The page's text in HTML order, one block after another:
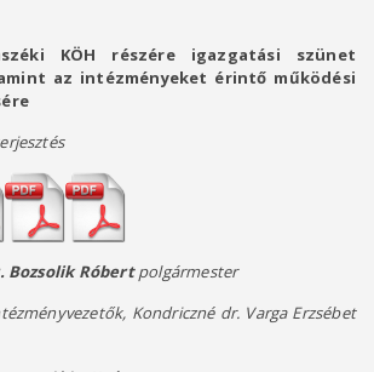
KÖH részére igazgatási szünet
az intézményeket érintő működési
Bozsolik Róbertpolgármester
Kondriczné dr. Varga Erzsébet